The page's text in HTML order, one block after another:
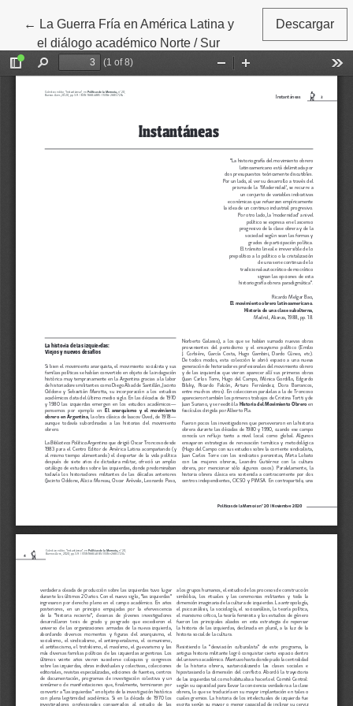
← Volver a los detalles del artículo
La Guerra Fría en América Latina y
el diálogo académico Norte / Sur
Descargar